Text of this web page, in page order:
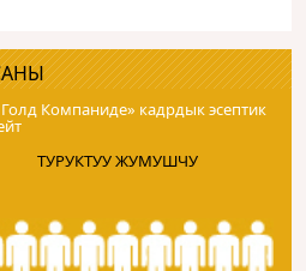
Компаниде» кадрдык эсептик
ТУРУКТУУ ЖУМУШЧУ